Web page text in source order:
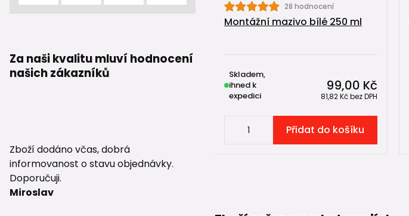
Za naši kvalitu mluví hodnocení
našich zákazníků
Zboží dodáno včas, dobrá
informovanost o stavu objednávky.
Doporučuji.
Miroslav
28 hodnocení
Montážní mazivo bílé 250 ml
99,00 Kč
81,82 Kčbez DPH
Skladem,
ihned k
expedici
Přidat do košíku